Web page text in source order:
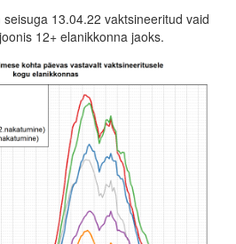
13.04.22 vaktsineeritud vaid
12+ elanikkonna jaoks.